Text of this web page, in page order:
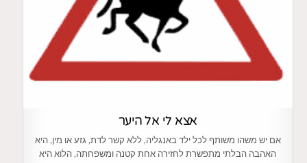
אצא לי אל היער
אם יש משהו משותף לכל ילד באנגליה, ללא קשר לדת, גזע או מין, היא
האהבה הבלתי מתפשרת לחזירה אחת קטנה ומשפחתה, הלוא היא